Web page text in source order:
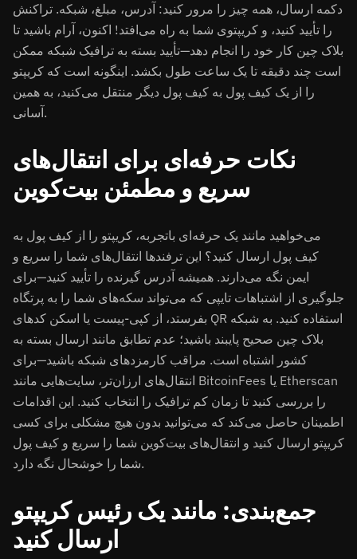
دکمه ارسال، همه چیز را مرور کنید: آدرس، مبلغ، شبکه. تراکنش
را تأیید کنید، و کریپتوی شما به راه می‌افتد! اکنون، آرام باشید تا
بلاک چین کار خود را انجام دهد—تأیید بسته به ترافیک شبکه ممکن
است چند دقیقه تا یک ساعت طول بکشد. اینگونه است که کریپتو
را از یک کیف پول به کیف پول دیگر منتقل می‌کنید، به همین
آسانی.
نکات حرفه‌ای برای انتقال‌های
سریع و مطمئن بیت‌کوین
می‌خواهید مانند یک حرفه‌ای باتجربه، کریپتو را از کیف پول به
کیف پول ارسال کنید؟ این ترفندها انتقال‌های شما را سریع و
ایمن نگه می‌دارند. همیشه آدرس گیرنده را تأیید کنید—برای
جلوگیری از اشتباهات تایپی که می‌تواند سکه‌های شما را به پرتگاه
بفرستد، از کپی-پیست یا اسکن کدهای QR استفاده کنید. به شبکه
بلاک چین صحیح پایبند باشید؛ عدم تطابق مانند ارسال بسته به
کشور اشتباه است. مراقب کارمزدهای شبکه باشید—برای
انتقال‌های ارزان‌تر، سایت‌هایی مانند BitcoinFees یا Etherscan
را بررسی کنید تا زمان کم ترافیک را انتخاب کنید. این اقدامات
اطمینان حاصل می‌کند که می‌توانید بدون هیچ مشکلی برای کسی
کریپتو ارسال کنید و انتقال‌های بیت‌کوین شما را سریع و کیف پول
شما را خوشحال نگه دارد.
جمع‌بندی: مانند یک رئیس کریپتو
ارسال کنید